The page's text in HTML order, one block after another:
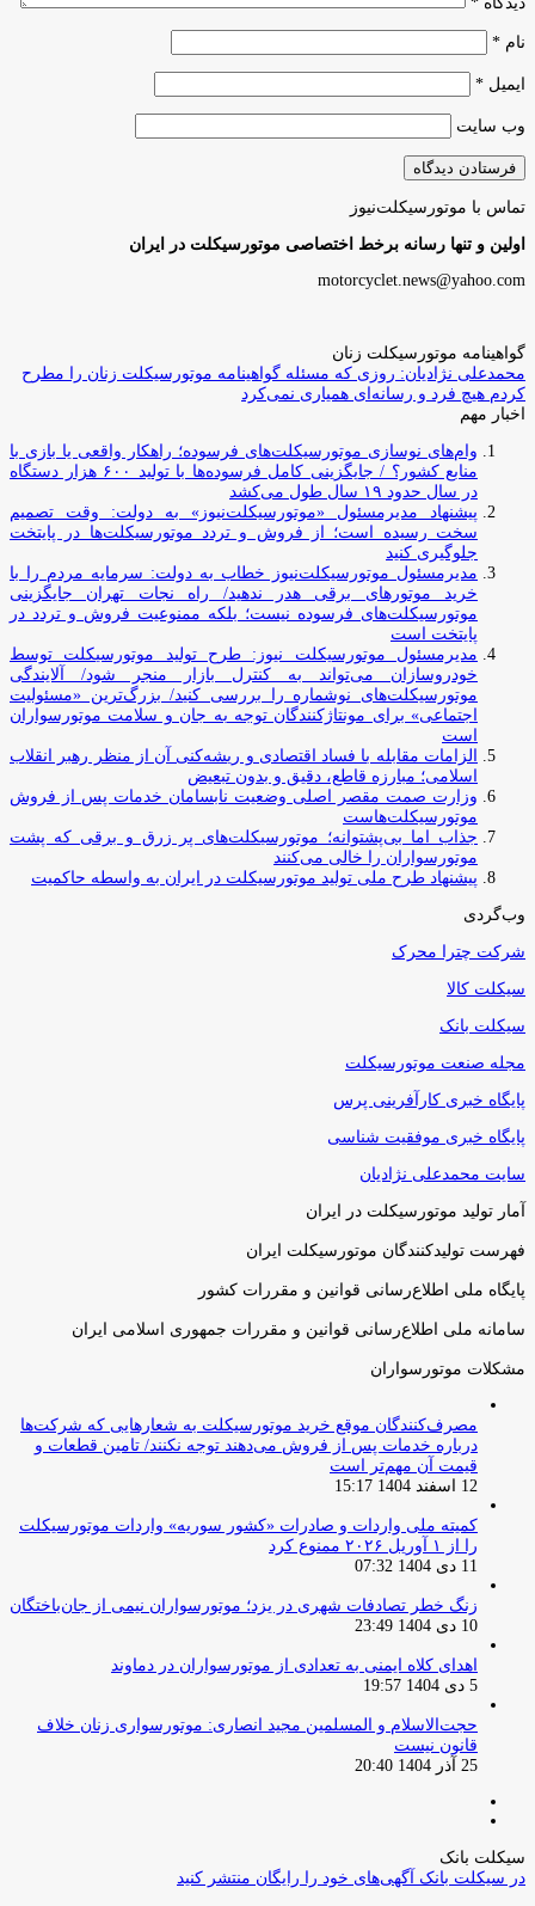
نام *
ایمیل *
وب‌ سایت
تماس با موتورسیکلت‌نیوز
اولین و تنها رسانه برخط اختصاصی موتورسیکلت در ایران
motorcyclet.news@yahoo.com
گواهینامه موتورسیکلت زنان
محمدعلی نژادیان: روزی که مسئله گواهینامه موتورسیکلت زنان را مطرح
کردم هیچ فرد و رسانه‌ای همیاری نمی‌کرد
اخبار مهم
وام‌های نوسازی موتورسیکلت‌های فرسوده؛ راهکار واقعی یا بازی با
منابع کشور؟ / جایگزینی کامل فرسوده‌ها با تولید ۶۰۰ هزار دستگاه
در سال حدود ۱۹ سال طول می‌کشد
پیشنهاد مدیرمسئول «موتورسیکلت‌نیوز» به دولت: وقت تصمیم
سخت رسیده است؛ از فروش و تردد موتورسیکلت‌ها در پایتخت
جلوگیری کنید
مدیرمسئول موتورسیکلت‌نیوز خطاب به دولت: سرمایه مردم را با
خرید موتورهای برقی هدر ندهید/ راه نجات تهران جایگزینی
موتورسیکلت‌های فرسوده نیست؛ بلکه ممنوعیت فروش و تردد در
پایتخت است
مدیرمسئول موتورسیکلت نیوز: طرح تولید موتورسیکلت توسط
خودروسازان می‌تواند به کنترل بازار منجر شود/ آلایندگی
موتورسیکلت‌های نوشماره را بررسی کنید/ بزرگ‌ترین «مسئولیت
اجتماعی» برای مونتاژکنندگان توجه به جان و سلامت موتورسواران
است
الزامات مقابله با فساد اقتصادی و ریشه‌کنی آن از منظر رهبر انقلاب
اسلامی؛ مبارزه قاطع، دقیق و بدون تبعیض
وزارت صمت مقصر اصلی وضعیت نابسامان خدمات پس از فروش
موتورسیکلت‌هاست
جذاب اما بی‌پشتوانه؛ موتورسیکلت‌های پر زرق‌ و برقی که پشت
موتورسواران را خالی می‌کنند
پیشنهاد طرح ملی تولید موتورسیکلت در ایران به واسطه حاکمیت
وب‌گردی
شرکت چترا محرک
سیکلت کالا
سیکلت بانک
مجله صنعت موتورسیکلت
پایگاه خبری کارآفرینی پرس
پایگاه خبری موفقیت شناسی
سایت محمدعلی نژادیان
آمار تولید موتورسیکلت در ایران
فهرست تولیدکنندگان موتورسیکلت ایران
پایگاه ملی اطلاع‌رسانی قوانین و مقررات کشور
سامانه ملی اطلاع‌رسانی قوانین و مقررات جمهوری اسلامی ایران
مشکلات موتورسواران
مصرف‌کنندگان موقع خرید موتورسیکلت به شعارهایی که شرکت‌ها
درباره خدمات پس از فروش می‌دهند توجه نکنند/ تامین قطعات و
قیمت آن مهم‌تر است
12 اسفند 1404 15:17
کمیته ملی واردات و صادرات «کشور سوریه» واردات موتورسیکلت
را از ۱ آوریل ۲۰۲۶ ممنوع کرد
11 دی 1404 07:32
زنگ خطر تصادفات شهری در یزد؛ موتورسواران نیمی از جان‌باختگان
10 دی 1404 23:49
اهدای کلاه ایمنی به تعدادی از موتورسواران در دماوند
5 دی 1404 19:57
حجت‌الاسلام و المسلمین مجید انصاری: موتورسواری زنان خلاف
قانون نیست
25 آذر 1404 20:40
سیکلت بانک
در سیکلت بانک آگهی‌های خود را رایگان منتشر کنید